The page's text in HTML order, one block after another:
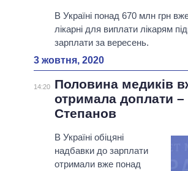
В Україні понад 670 млн грн
лікарні для виплати лікарям
зарплати за вересень.
3 жовтня, 2020
14:20
Половина медиків
отримала доплати –
Степанов
В Україні обіцяні
надбавки до зарплати
отримали вже понад